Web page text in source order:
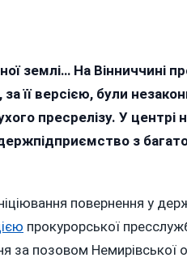
землі… На Вінниччині
її версією, були
пресрелізу. У центрі
з
повернення у
прокурорської
за позовом Немирівської